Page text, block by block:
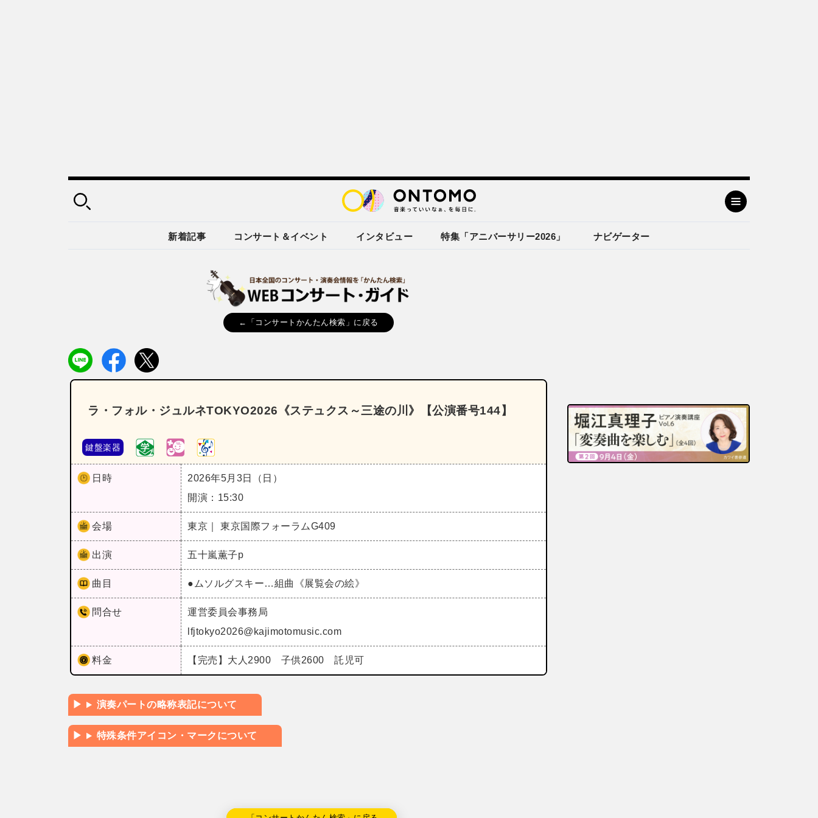
新着記事 コンサート＆イベント インタビュー 特集「アニバーサリー2026」 ナビゲーター
←「コンサートかんたん検索」に戻る
ラ・フォル・ジュルネTOKYO2026《ステュクス～三途の川》【公演番号144】
鍵盤楽器
日時
2026年5月3日（日）
開演：15:30
会場 東京｜ 東京国際フォーラムG409
出演 五十嵐薫子p
曲目 ●ムソルグスキー…組曲《展覧会の絵》
問合せ
運営委員会事務局
lfjtokyo2026@kajimotomusic.com
料金 【完売】大人2900 子供2600 託児可
演奏パートの略称表記について
特殊条件アイコン・マークについて